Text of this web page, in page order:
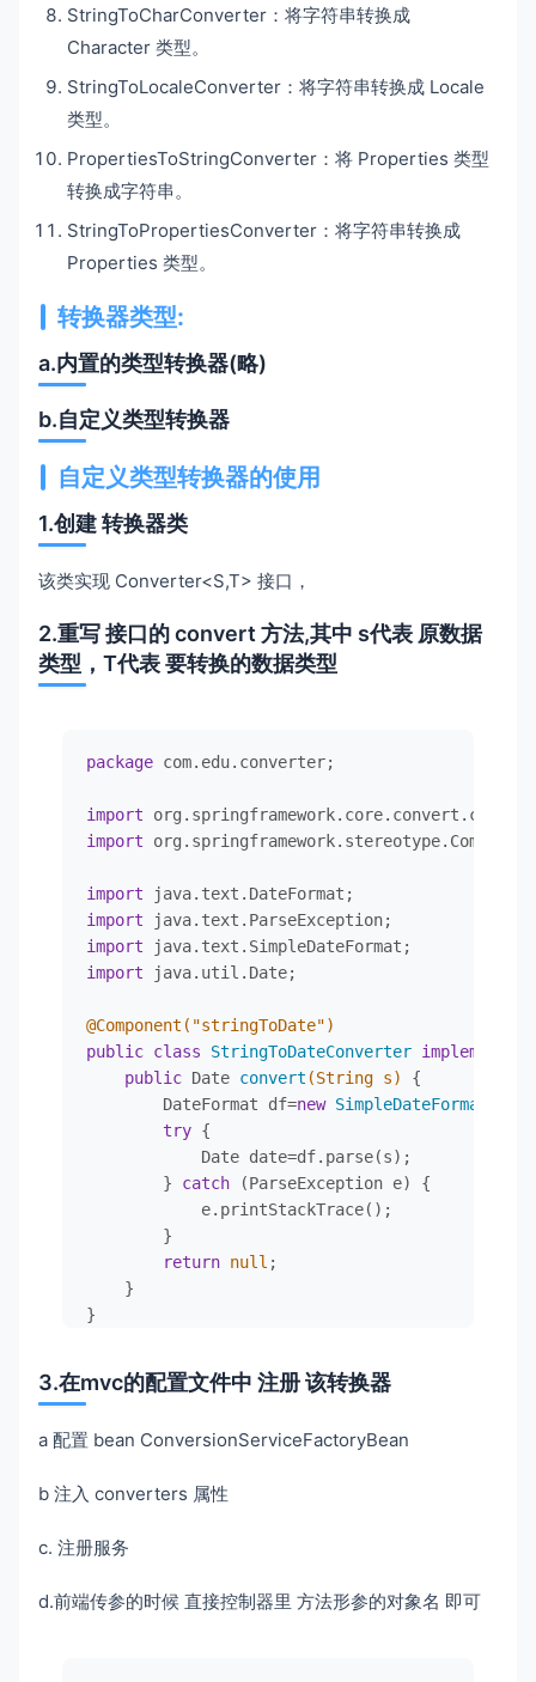
StringToCharConverter：将字符串转换成
Character 类型。
StringToLocaleConverter：将字符串转换成 Locale
类型。
PropertiesToStringConverter：将 Properties 类型
转换成字符串。
StringToPropertiesConverter：将字符串转换成
Properties 类型。
转换器类型:
a.内置的类型转换器(略)
b.自定义类型转换器
自定义类型转换器的使用
1.创建 转换器类
该类实现 Converter<S,T> 接口，
2.重写接口的 convert 方法,其中 s代表 原数据
类型，T代表 要转换的数据类型
package com.edu.converter;
import
import
import
import
import
import java.util.Date;
@Component("stringToDate")
public class StringToDateConverter implements
public Date convert (String s)
{
        DateFormat df=
new SimpleDateFormat
try {
            Date date=df.parse(s);
        }
catch (ParseException e) {
            e.printStackTrace();
        }
return null ;
    }
}
3.在mvc的配置文件中 注册 该转换器
a 配置 bean ConversionServiceFactoryBean
b 注入 converters 属性
c. 注册服务
d.前端传参的时候 直接控制器里 方法形参的对象名 即可